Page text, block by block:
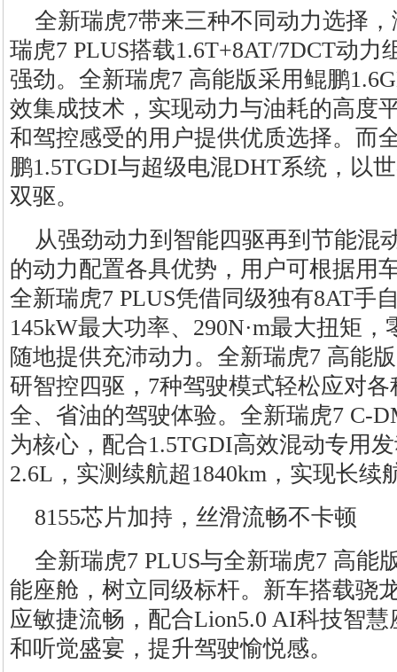
全新瑞虎7带来三种不同动力选择
瑞虎7 PLUS搭载1.6T+8AT/7DCT动
强劲。全新瑞虎7 高能版采用鲲鹏
效集成技术，实现动力与油耗的高度
和驾控感受的用户提供优质选择。而
鹏1.5TGDI与超级电混DHT系统，以
双驱。
从强劲动力到智能四驱再到节能混
的动力配置各具优势，用户可根据用
全新瑞虎7 PLUS凭借同级独有8AT手
145kW最大功率、290N·m最大扭矩
随地提供充沛动力。全新瑞虎7 高能
研智控四驱，7种驾驶模式轻松应对
全、省油的驾驶体验。全新瑞虎7 C-
为核心，配合1.5TGDI高效混动专用
2.6L，实测续航超1840km，实现长续
8155芯片加持，丝滑流畅不卡顿
全新瑞虎7 PLUS与全新瑞虎7 高能
能座舱，树立同级标杆。新车搭载骁
应敏捷流畅，配合Lion5.0 AI科技智
和听觉盛宴，提升驾驶愉悦感。